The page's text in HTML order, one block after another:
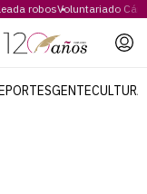
robosVoluntariado
GENTECULTURA